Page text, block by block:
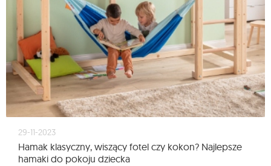
29-11-2023
Hamak klasyczny, wiszący fotel czy kokon? Najlepsze
hamaki do pokoju dziecka